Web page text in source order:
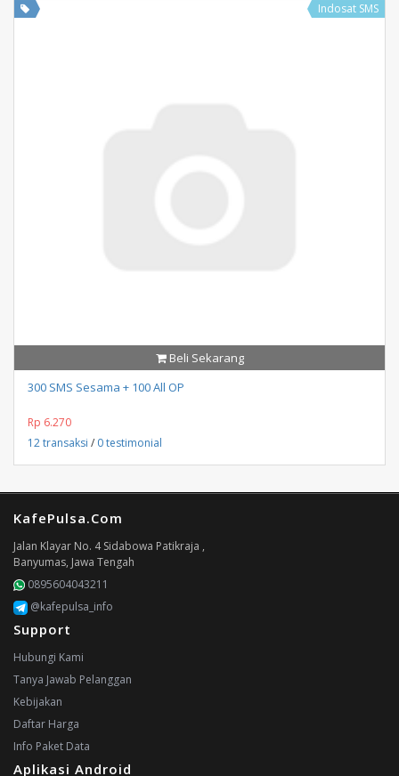
Indosat SMS
Beli Sekarang
300 SMS Sesama + 100 All OP
Rp 6.270
12 transaksi / 0 testimonial
KafePulsa.Com
Jalan Klayar No. 4 Sidabowa Patikraja ,
Banyumas, Jawa Tengah
0895604043211
@kafepulsa_info
Support
Hubungi Kami
Tanya Jawab Pelanggan
Kebijakan
Daftar Harga
Info Paket Data
Aplikasi Android